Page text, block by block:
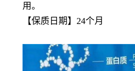
用。
【保质日期】24个月